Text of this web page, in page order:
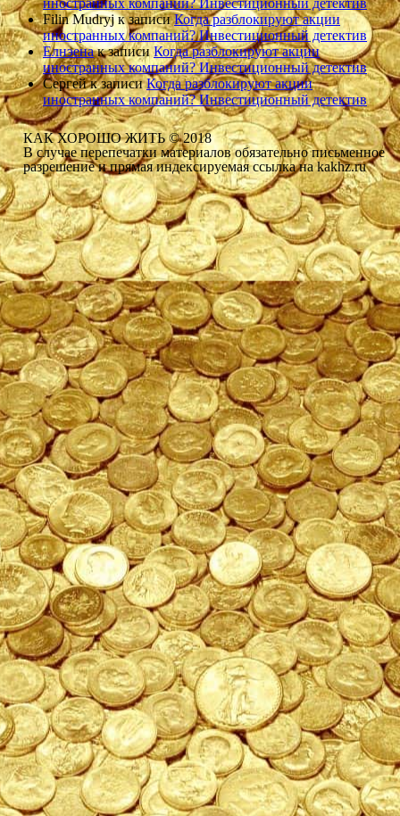
иностранных компаний? Инвестиционный детектив
Filin Mudryjк записиКогда разблокируют акции
иностранных компаний? Инвестиционный детектив
Елнэенак записиКогда разблокируют акции
иностранных компаний? Инвестиционный детектив
Сергейк записиКогда разблокируют акции
иностранных компаний? Инвестиционный детектив
КАК ХОРОШО ЖИТЬ © 2018
В случае перепечатки материалов обязательно письменное
разрешение и прямая индексируемая ссылка на kakhz.ru